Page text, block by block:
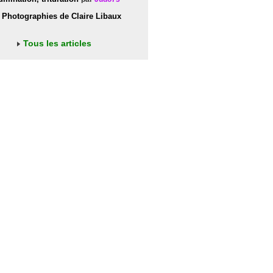
Photographies de Claire Libaux
Tous les articles